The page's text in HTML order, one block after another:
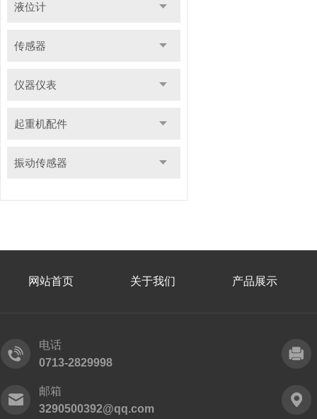
液位计
传感器
仪器仪表
起重机配件
振动传感器
网站首页 关于我们 产品展示
电话
0713-2829998
邮箱
3290500392@qq.com